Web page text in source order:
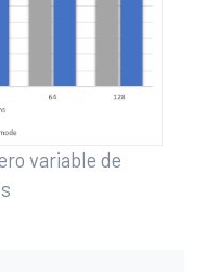
variable de